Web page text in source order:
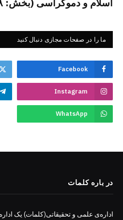
اسلام و دموکراسی (بخش: ۸)
ما را در صفحات مجازی دنبال کنید
Facebook
Instagram
WhatsApp
در باره کلمات
اداره‌ی علمی و تحقیقاتی(کلمات) یک